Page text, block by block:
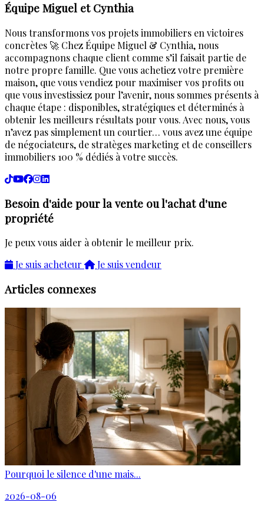
Équipe Miguel et Cynthia
Nous transformons vos projets immobiliers en victoires
concrètes 🚀 Chez Équipe Miguel & Cynthia, nous
accompagnons chaque client comme s’il faisait partie de
notre propre famille. Que vous achetiez votre première
maison, que vous vendiez pour maximiser vos profits ou
que vous investissiez pour l’avenir, nous sommes présents à
chaque étape : disponibles, stratégiques et déterminés à
obtenir les meilleurs résultats pour vous. Avec nous, vous
n’avez pas simplement un courtier… vous avez une équipe
de négociateurs, de stratèges marketing et de conseillers
immobiliers 100 % dédiés à votre succès.
Besoin d'aide pour la vente ou l'achat d'une
propriété
Je peux vous aider à obtenir le meilleur prix.
Je suis acheteur
Je suis vendeur
Articles connexes
Pourquoi le silence d'une mais...
2026-08-06